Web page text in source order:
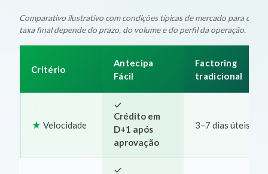
Comparativo ilustrativo com condições típicas de mercado para
taxa final depende do prazo, do volume e do perfil da operação.
Critério
Antecipa
Fácil
Factoring
tradicional
Velocidade
Crédito em
D+1 após
aprovação
3–7 dias úteis